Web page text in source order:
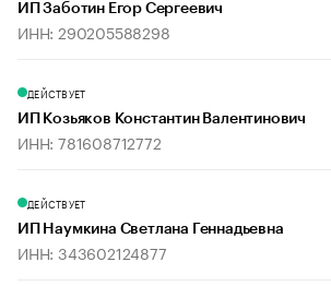
ИП Заботин Егор Сергеевич
ИНН: 290205588298
ДЕЙСТВУЕТ
ИП Козьяков Константин Валентинович
ИНН: 781608712772
ДЕЙСТВУЕТ
ИП Наумкина Светлана Геннадьевна
ИНН: 343602124877